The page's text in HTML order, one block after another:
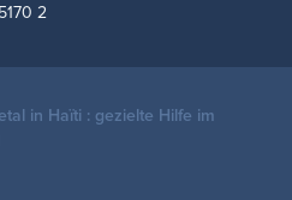
2
in Haïti : gezielte Hilfe im